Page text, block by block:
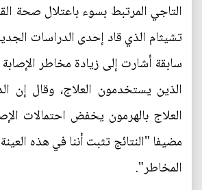
التاجي المرتبط بسوء باعتلال صحة
تشيثام الذي قاد إحدى الدراسات
سابقة أشارت إلى زيادة مخاطر
الذين يستخدمون العلاج، وقال إن
العلاج بالهرمون يخفض احتمالات
مضيفا "النتائج تثبت أننا في هذه
المخاطر".